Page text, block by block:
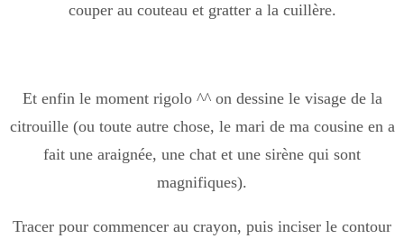
couper au couteau et gratter a la cuillère.
Et enfin le moment rigolo ^^ on dessine le visage de la
citrouille (ou toute autre chose, le mari de ma cousine en a
fait une araignée, une chat et une sirène qui sont
magnifiques).
Tracer pour commencer au crayon, puis inciser le contour